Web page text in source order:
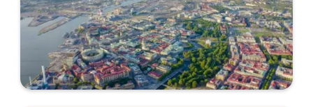
Styrräntan är Riksbankens främsta verktyg för
att påverka inflationen och har påverkan även
på bolåneräntorna. Läs hur den påverkar
bolåneräntorna.